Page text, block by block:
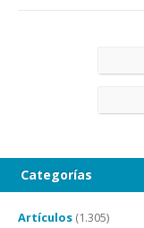
Categorías
Artículos (1.305)